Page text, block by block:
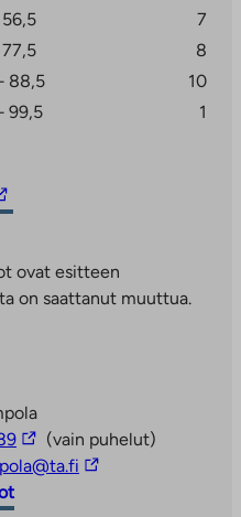
Naantalin keskustaan
ja Turkuun noin 13
7
8
88,5
10
99,5 1
ovat esitteen
on saattanut muuttua.
Linkki
vie
(vain puhelut)
Linkki